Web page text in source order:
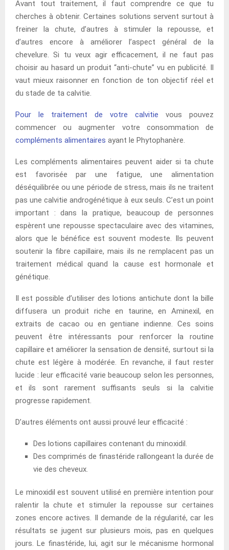
Avant tout traitement, il faut comprendre ce que tu
cherches à obtenir. Certaines solutions servent surtout à
freiner la chute, d’autres à stimuler la repousse, et
d’autres encore à améliorer l’aspect général de la
chevelure. Si tu veux agir efficacement, il ne faut pas
choisir au hasard un produit “anti-chute” vu en publicité. Il
vaut mieux raisonner en fonction de ton objectif réel et
du stade de ta calvitie.
Pour le traitement de votre calvitie vous pouvez
commencer ou augmenter votre consommation de
compléments alimentaires ayant le Phytophanère.
Les compléments alimentaires peuvent aider si ta chute
est favorisée par une fatigue, une alimentation
déséquilibrée ou une période de stress, mais ils ne traitent
pas une calvitie androgénétique à eux seuls. C’est un point
important : dans la pratique, beaucoup de personnes
espèrent une repousse spectaculaire avec des vitamines,
alors que le bénéfice est souvent modeste. Ils peuvent
soutenir la fibre capillaire, mais ils ne remplacent pas un
traitement médical quand la cause est hormonale et
génétique.
Il est possible d’utiliser des lotions antichute dont la bille
diffusera un produit riche en taurine, en Aminexil, en
extraits de cacao ou en gentiane indienne. Ces soins
peuvent être intéressants pour renforcer la routine
capillaire et améliorer la sensation de densité, surtout si la
chute est légère à modérée. En revanche, il faut rester
lucide : leur efficacité varie beaucoup selon les personnes,
et ils sont rarement suffisants seuls si la calvitie
progresse rapidement.
D’autres éléments ont aussi prouvé leur efficacité :
Des lotions capillaires contenant du minoxidil.
Des comprimés de finastéride rallongeant la durée de
vie des cheveux.
Le minoxidil est souvent utilisé en première intention pour
ralentir la chute et stimuler la repousse sur certaines
zones encore actives. Il demande de la régularité, car les
résultats se jugent sur plusieurs mois, pas en quelques
jours. Le finastéride, lui, agit sur le mécanisme hormonal